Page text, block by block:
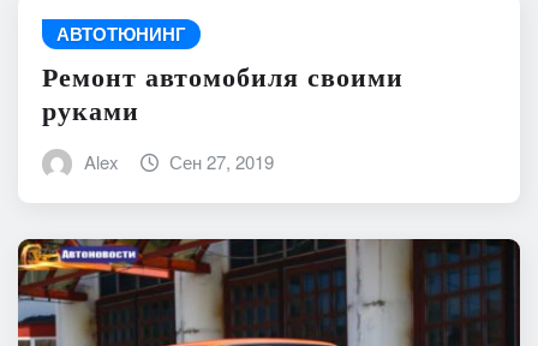
АВТОТЮНИНГ
Ремонт автомобиля своими
руками
Alex Сен 27, 2019